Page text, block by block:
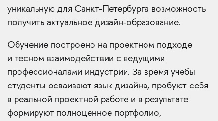
уникальную для Санкт-Петербурга возможность
получить актуальное дизайн-образование.
Обучение построено на проектном подходе
и тесном взаимодействии с ведущими
профессионалами индустрии. За время учёбы
студенты осваивают язык дизайна, пробуют себя
в реальной проектной работе и в результате
формируют полноценное портфолио,